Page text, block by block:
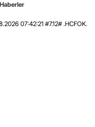
Haberler
07:42:21 #7.12# .HCFOK.